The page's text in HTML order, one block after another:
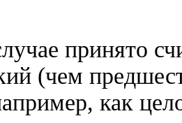
принято
(чем
как